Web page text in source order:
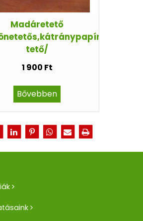
Madáretető
tető/
1 900 Ft
Bővebben